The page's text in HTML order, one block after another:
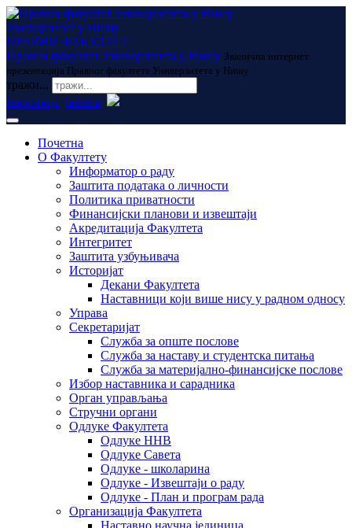
Универзитет у Нишу
ПРАВНИ ФАКУЛТЕТ
Правни факултет Универзитета у Нишу Званична интернет
презентација Правног факултета Универзитета у Нишу
тражи...
ћирилица latinica
Почетна
О Факултету
Информатор о раду
Заштита података о личности
Политика приватности
Финансијски планови и извештаји
Акредитација Факултета
Интегритет
Заштита узбуњивача
Историјат
Декани Факултета
Наставници који више нису у радном односу
Управа
Секретаријат
Служба за опште послове
Служба за наставу и студентска питања
Служба за материјално-финансијске послове
Избор наставника и сарадника
Oрган управљања
Стручни органи
Одлуке Факултета
Одлуке ННВ
Одлуке Савета
Одлуке - школарина
Одлуке - Извештаји о раду
Одлуке - План и програм рада
Организација Факултета
Наставно научна јединица